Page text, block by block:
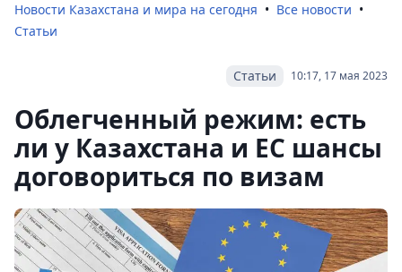
Новости Казахстана и мира на сегодня
Все новости
Статьи
10:17, 17 мая 2023
Статьи
Облегченный режим: есть
ли у Казахстана и ЕС шансы
договориться по визам